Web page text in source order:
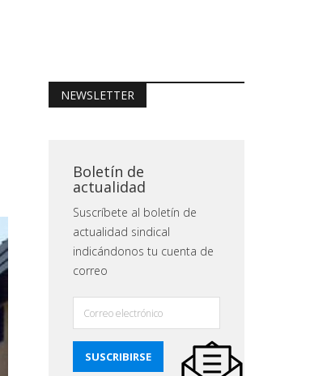
NEWSLETTER
Boletín de
actualidad
Suscríbete al boletín de
actualidad sindical
indicándonos tu cuenta de
correo